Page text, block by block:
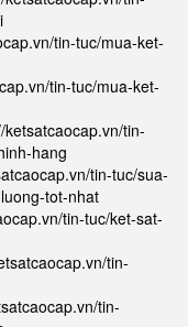
tin-tuc/mua-ket-
tin-tuc/mua-ket-
ketsatcaocap.vn/tin-
hang
tin-tuc/sua-
tot-nhat
tin-tuc/ket-sat-
tin-
tin-